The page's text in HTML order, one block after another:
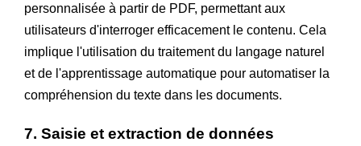
personnalisée à partir de PDF, permettant aux
utilisateurs d'interroger efficacement le contenu. Cela
implique l'utilisation du traitement du langage naturel
et de l'apprentissage automatique pour automatiser la
compréhension du texte dans les documents.
7. Saisie et extraction de données